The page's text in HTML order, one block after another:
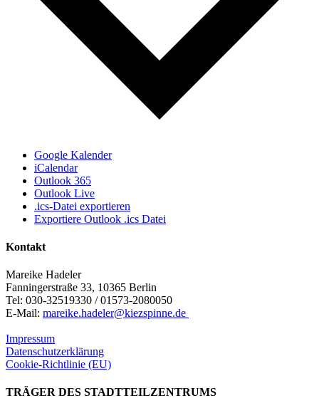
Google Kalender
iCalendar
Outlook 365
Outlook Live
.ics-Datei exportieren
Exportiere Outlook .ics Datei
Kontakt
Mareike Hadeler
Fanningerstraße 33, 10365 Berlin
Tel: 030-32519330 / 01573-2080050
E-Mail: mareike.hadeler@kiezspinne.de
Impressum
Datenschutzerklärung
Cookie-Richtlinie (EU)
TRÄGER DES STADTTEILZENTRUMS